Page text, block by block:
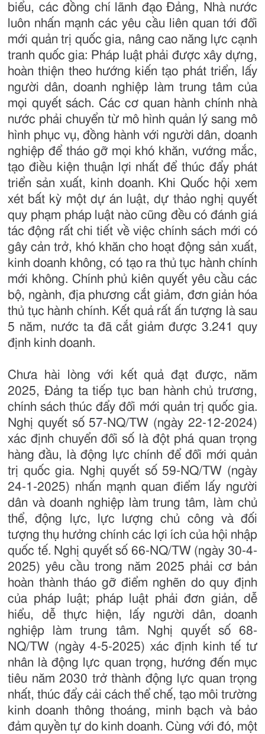
biểu, các đồng chí lãnh đạo Đảng, Nhà nước
luôn nhấn mạnh các yêu cầu liên quan tới đổi
mới quản trị quốc gia, nâng cao năng lực cạnh
tranh quốc gia: Pháp luật phải được xây dựng,
hoàn thiện theo hướng kiến tạo phát triển, lấy
người dân, doanh nghiệp làm trung tâm của
mọi quyết sách. Các cơ quan hành chính nhà
nước phải chuyển từ mô hình quản lý sang mô
hình phục vụ, đồng hành với người dân, doanh
nghiệp để tháo gỡ mọi khó khăn, vướng mắc,
tạo điều kiện thuận lợi nhất để thúc đẩy phát
triển sản xuất, kinh doanh. Khi Quốc hội xem
xét bất kỳ một dự án luật, dự thảo nghị quyết
quy phạm pháp luật nào cũng đều có đánh giá
tác động rất chi tiết về việc chính sách mới có
gây cản trở, khó khăn cho hoạt động sản xuất,
kinh doanh không, có tạo ra thủ tục hành chính
mới không. Chính phủ kiên quyết yêu cầu các
bộ, ngành, địa phương cắt giảm, đơn giản hóa
thủ tục hành chính. Kết quả rất ấn tượng là sau
5 năm, nước ta đã cắt giảm được 3.241 quy
định kinh doanh.
Chưa hài lòng với kết quả đạt được, năm
2025, Đảng ta tiếp tục ban hành chủ trương,
chính sách thúc đẩy đổi mới quản trị quốc gia.
Nghị quyết số 57-NQ/TW (ngày 22-12-2024)
xác định chuyển đổi số là đột phá quan trọng
hàng đầu, là động lực chính để đổi mới quản
trị quốc gia. Nghị quyết số 59-NQ/TW (ngày
24-1-2025) nhấn mạnh quan điểm lấy người
dân và doanh nghiệp làm trung tâm, làm chủ
thể, động lực, lực lượng chủ công và đối
tượng thụ hưởng chính các lợi ích của hội nhập
quốc tế. Nghị quyết số 66-NQ/TW (ngày 30-4-
2025) yêu cầu trong năm 2025 phải cơ bản
hoàn thành tháo gỡ điểm nghẽn do quy định
của pháp luật; pháp luật phải đơn giản, dễ
hiểu, dễ thực hiện, lấy người dân, doanh
nghiệp làm trung tâm. Nghị quyết số 68-
NQ/TW (ngày 4-5-2025) xác định kinh tế tư
nhân là động lực quan trọng, hướng đến mục
tiêu năm 2030 trở thành động lực quan trọng
nhất, thúc đẩy cải cách thể chế, tạo môi trường
kinh doanh thông thoáng, minh bạch và bảo
đảm quyền tự do kinh doanh. Cùng với đó, một